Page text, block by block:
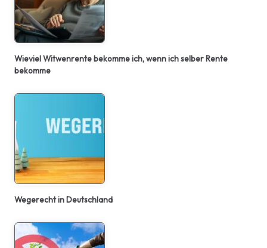
Wieviel Witwenrente bekomme ich, wenn ich selber Rente
bekomme
Wegerecht in Deutschland